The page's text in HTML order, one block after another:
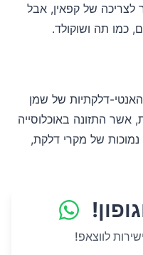
לצריכה של קפאין, אבל
כמו תה ושוקולד.
האנטי-דלקתיות של שמן
אשר התזונה באוכלוסייה
נמוכות של מקרי דלקת,
לווצאפ!